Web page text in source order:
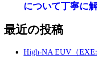
について丁寧に
最近の投稿
High-NA EUV（